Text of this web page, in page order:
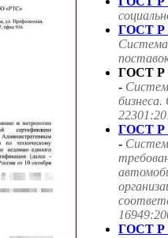
ГОСТ Р
ГОСТ Р
-
ГОСТ Р
-
ГОСТ Р